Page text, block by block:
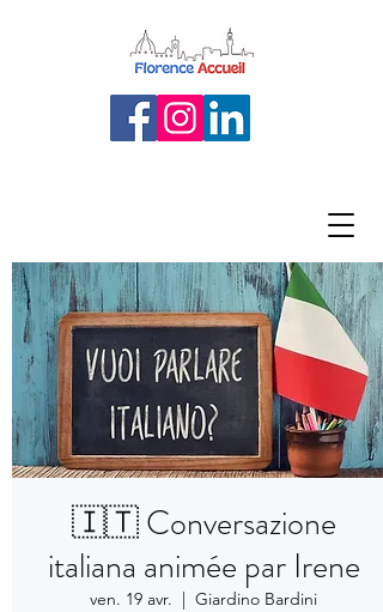
🇮🇹 Conversazione
italiana animée par Irene
ven. 19 avr.
  |
Giardino Bardini